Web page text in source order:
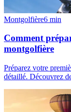
Montgolfière6 min
Comment
montgolfière
Préparez votre
détaillé. Découvrez